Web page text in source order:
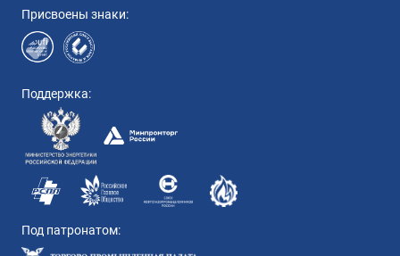
Присвоены знаки:
Поддержка:
Под патронатом: